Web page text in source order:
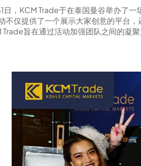
，KCM Trade于在泰国曼谷举办了
不仅提供了一个展示大家创意的平台
Trade旨在通过活动加强团队之间的凝